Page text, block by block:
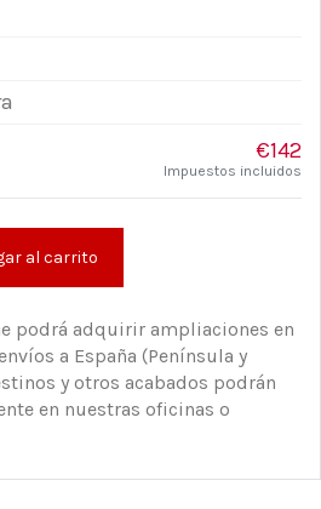
€142
Impuestos incluidos
al carrito
podrá adquirir ampliaciones en
a España (Península y
y otros acabados podrán
en nuestras oficinas o